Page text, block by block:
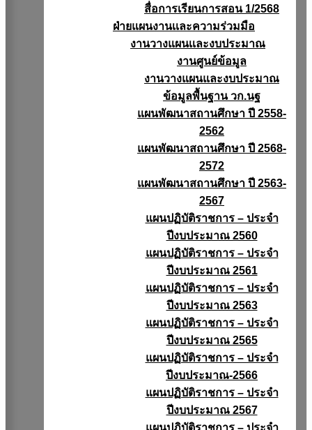
สื่อการเรียนการสอน 1/2568
ฝ่ายแผนงานเเละความร่วมมือ
งานวางแผนเเละงบประมาณ
งานศูนย์ข้อมูล
งานวางแผนและงบประมาณ
ข้อมูลพื้นฐาน วก.นฐ
แผนพัฒนาสถานศึกษา ปี 2558-
2562
แผนพัฒนาสถานศึกษา ปี 2568-
2572
แผนพัฒนาสถานศึกษา ปี 2563-
2567
แผนปฏิบัติราชการ – ประจำ
ปีงบประมาณ 2560
แผนปฏิบัติราชการ – ประจำ
ปีงบประมาณ 2561
แผนปฏิบัติราชการ – ประจำ
ปีงบประมาณ 2563
แผนปฏิบัติราชการ – ประจำ
ปีงบประมาณ 2565
แผนปฏิบัติราชการ – ประจำ
ปีงบประมาณ-2566
แผนปฏิบัติราชการ – ประจำ
ปีงบประมาณ 2567
แผนปฏิบัติราชการ – ประจำ